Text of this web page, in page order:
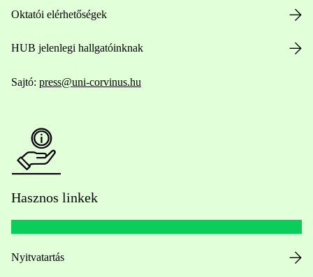
Oktatói elérhetőségek
HUB jelenlegi hallgatóinknak
Sajtó: press@uni-corvinus.hu
Hasznos linkek
Nyitvatartás